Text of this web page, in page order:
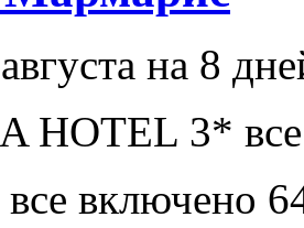
на 8
HOTEL 3*
включено